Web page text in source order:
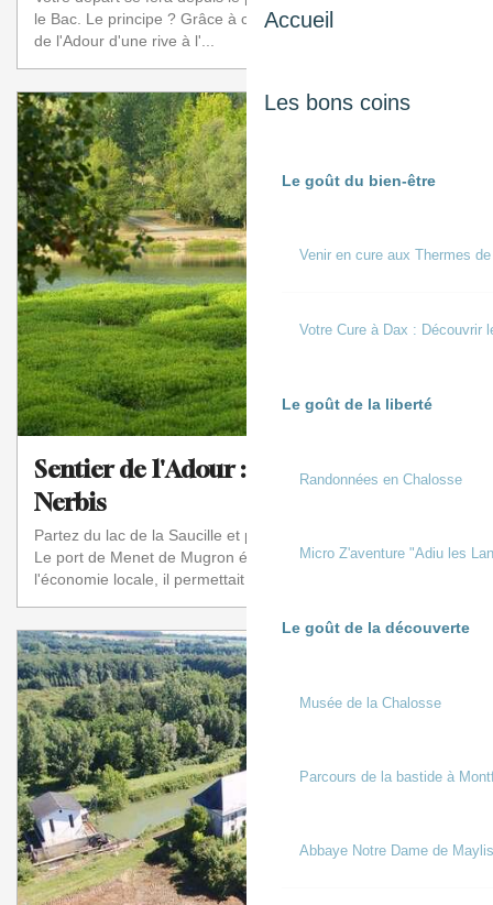
Accueil
Les bons coins
Le goût du bien-être
Venir en cure aux Thermes
Votre Cure à Dax : Découvrir
Le goût de la liberté
Randonnées en Chalosse
Micro Z'aventure "Adiu les
Le goût de la découverte
Musée de la Chalosse
Parcours de la bastide à
Abbaye Notre Dame de Maylis
le Bac. Le principe ? Grâce à cette embarcation, la traversée
de l'Adour d'une rive à l'...
Sentier de l'Adour : de Mugron à
Nerbis
Partez du lac de la Saucille et prenez la direction de Nerbis.
Le port de Menet de Mugron était le point central de
l'économie locale, il permettait d...